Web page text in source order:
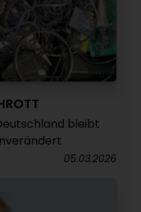
bleibt
05.03.2026